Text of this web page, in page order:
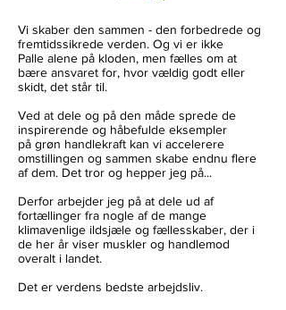
Vi skaber den sammen - den forbedrede og
fremtidssikrede verden. Og vi er ikke
Palle alene på kloden, men fælles om at
bære ansvaret for, hvor vældig godt eller
skidt, det står til.
Ved at dele og på den måde sprede de
inspirerende og håbefulde eksempler
på grøn handlekraft kan vi accelerere
omstillingen og sammen skabe endnu flere
af dem. Det tror og hepper jeg på...
Derfor arbejder jeg på at dele ud af
fortællinger fra nogle af de mange
klimavenlige ildsjæle og fællesskaber, der i
de her år viser muskler og handlemod
overalt i landet.
Det er verdens bedste arbejdsliv.